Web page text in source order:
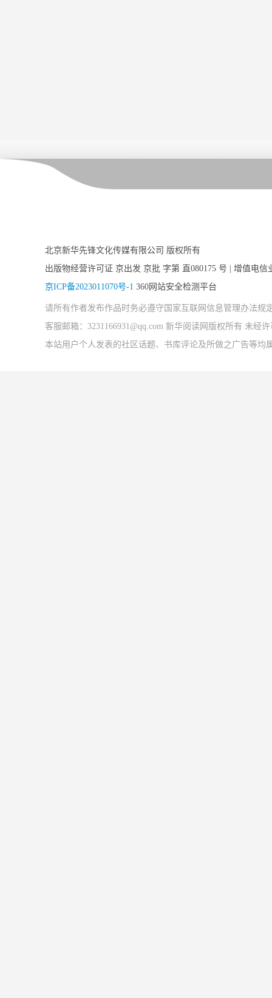
北京新华先锋文化传媒有限公司 版权所有
出版物经营许可证 京出发 京批 字第 直080175 号 | 增值电信
京ICP备2023011070号-1 360网站安全检测平台
请所有作者发布作品时务必遵守国家互联网信息管理办法
客服邮箱：3231166931@qq.com 新华阅读网版权所有 未经
本站用户个人发表的社区话题、书库评论及所做之广告等均